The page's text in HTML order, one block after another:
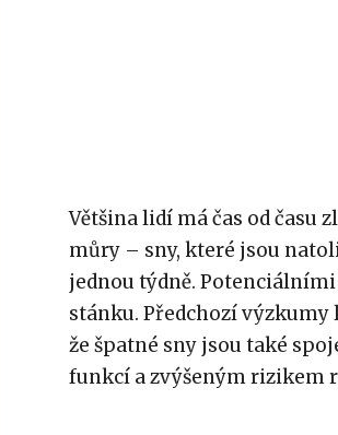
Většina lidí má čas od času
můry – sny, které jsou
jednou týdně.
stánku. Předchozí výzkumy
že špatné sny jsou také
funkcí a zvýšeným rizikem